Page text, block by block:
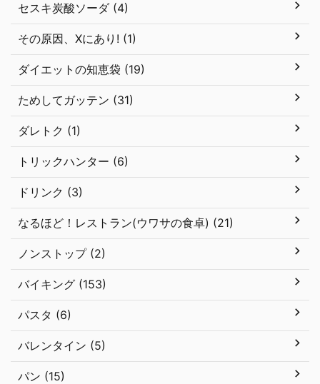
セスキ炭酸ソーダ (4)
その原因、Xにあり! (1)
ダイエットの知恵袋 (19)
ためしてガッテン (31)
ダレトク (1)
トリックハンター (6)
ドリンク (3)
なるほど！レストラン(ウワサの食卓) (21)
ノンストップ (2)
バイキング (153)
パスタ (6)
バレンタイン (5)
パン (15)